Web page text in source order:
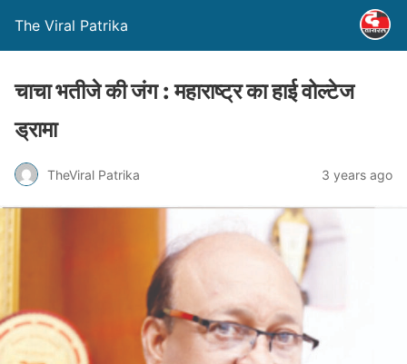
The Viral Patrika
चाचा भतीजे की जंग : महाराष्ट्र का हाई वोल्टेज
ड्रामा
TheViral Patrika 3 years ago